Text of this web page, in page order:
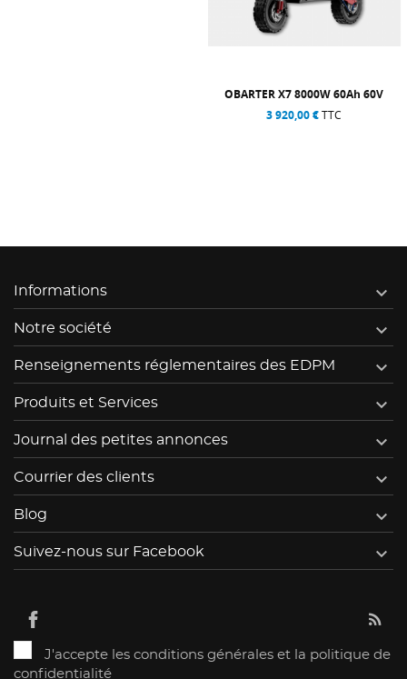
DG S600 500W 48V 15Ah CE :
Tous Chemins !
Informations 
Notre société 
Renseignements réglementaires des EDPM 
Produits et Services 
Journal des petites annonces 
Courrier des clients 
Blog 
Suivez-nous sur Facebook 
J'accepte les conditions générales et la politique de
confidentialité